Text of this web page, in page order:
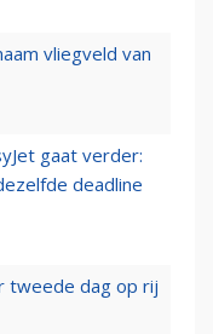
vliegveld van
gaat verder:
deadline
tweede dag op rij